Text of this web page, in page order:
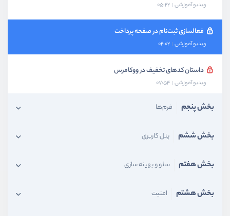
ویدیو آموزشی 05:22
فعالسازی ثبت‌نام در صفحه پرداخت
ویدیو آموزشی 02:02
داستان کدهای تخفیف در ووکامرس
ویدیو آموزشی 07:54
بخش پنجم فرم‌ها
بخش ششم پنل کاربری
بخش هفتم سئو و بهینه سازی
بخش هشتم امنیت